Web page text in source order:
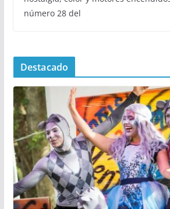
número 28 del
Destacado